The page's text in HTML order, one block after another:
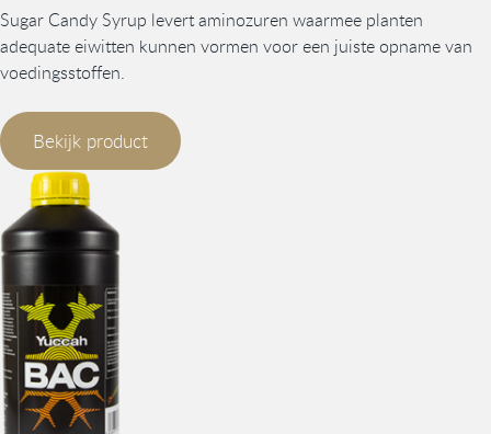
Sugar Candy Syrup levert aminozuren waarmee planten
adequate eiwitten kunnen vormen voor een juiste opname van
voedingsstoffen.
Bekijk product